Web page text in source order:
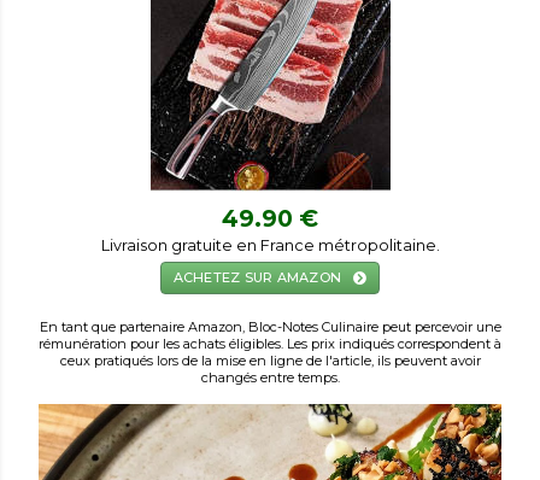
49.90 €
Livraison gratuite en France métropolitaine.
ACHETEZ SUR AMAZON
En tant que partenaire Amazon, Bloc-Notes Culinaire peut percevoir une
rémunération pour les achats éligibles. Les prix indiqués correspondent à
ceux pratiqués lors de la mise en ligne de l'article, ils peuvent avoir
changés entre temps.